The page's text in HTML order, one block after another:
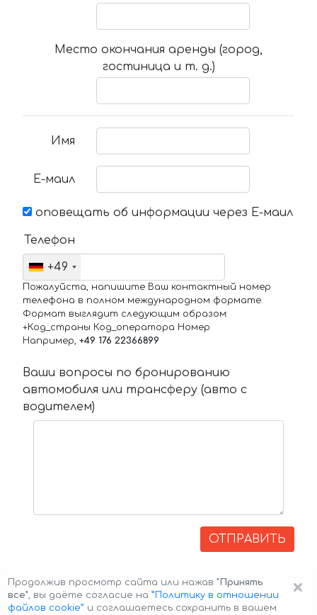
Место окончания аренды (город,
гостиница и т. д.)
Имя
Е-маил
оповещать об информации через Е-маил
Телефон
+49
Пожалуйста, напишите Ваш контактный номер
телефона в полном международном формате.
Формат выглядит следующим образом:
+Код_страны Код_оператора Номер
Например, +49 176 22366899
Ваши вопросы по бронированию
автомобиля или трансферу (авто с
водителем)
ОТПРАВИТЬ
×
Продолжив просмотр сайта или нажав "Принять
все", вы даёте согласие на ”Политику в отношении
файлов cookie” и соглашаетесь сохранить в вашем